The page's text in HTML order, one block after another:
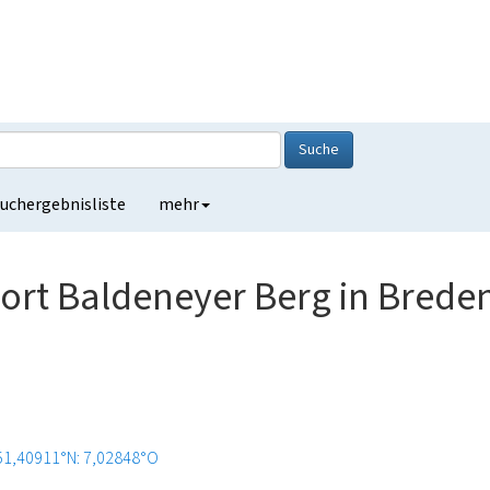
Suche
mehr
Baldeneyer Berg in
7,02848°O